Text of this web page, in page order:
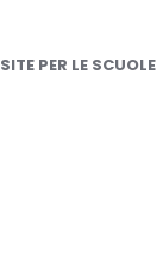
PER LE SCUOLE